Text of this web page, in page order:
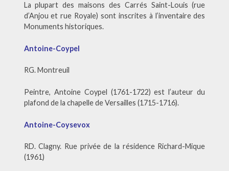
La plupart des maisons des Carrés Saint-Louis (rue
d’Anjou et rue Royale) sont inscrites à l’inventaire des
Monuments historiques.
Antoine-Coypel
RG. Montreuil
Peintre, Antoine Coypel (1761-1722) est l’auteur du
plafond de la chapelle de Versailles (1715-1716).
Antoine-Coysevox
RD. Clagny. Rue privée de la résidence Richard-Mique
(1961)